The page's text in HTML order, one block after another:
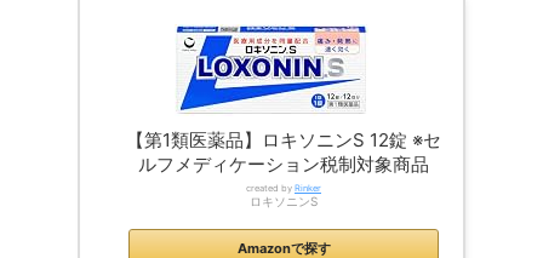
【第1類医薬品】ロキソニンS 12錠 ※セ
ルフメディケーション税制対象商品
created by Rinker
ロキソニンS
Amazonで探す